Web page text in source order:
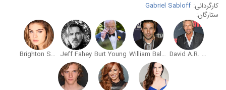
کارگردانی: Gabriel Sabloff
ستارگان:
David A.R. White
William Baldwin
Burt Young
Jeff Fahey
Brighton Sharbino